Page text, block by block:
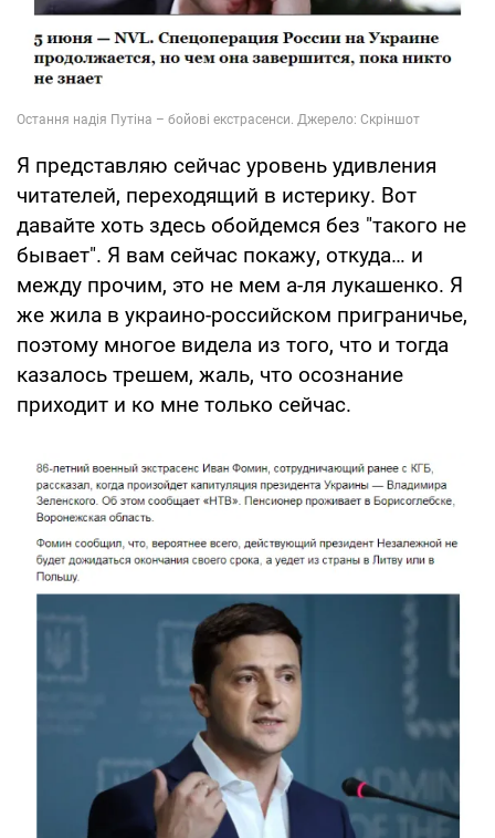
Я представляю сейчас уровень удивления
читателей, переходящий в истерику. Вот
давайте хоть здесь обойдемся без "такого не
бывает". Я вам сейчас покажу, откуда… и
между прочим, это не мем а-ля лукашенко. Я
же жила в украино-российском приграничье,
поэтому многое видела из того, что и тогда
казалось трешем, жаль, что осознание
приходит и ко мне только сейчас.